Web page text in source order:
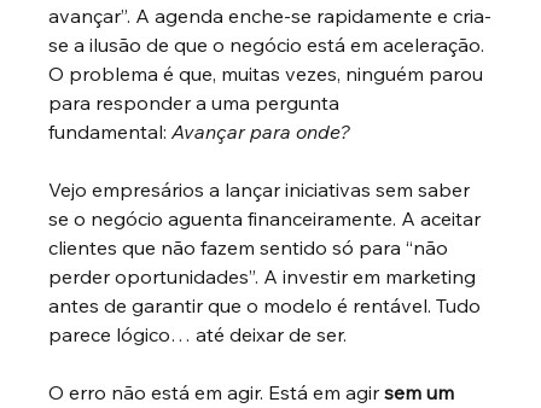
avançar”. A agenda enche-se rapidamente e cria-
se a ilusão de que o negócio está em aceleração.
O problema é que, muitas vezes, ninguém parou
para responder a uma pergunta
fundamental: Avançar para onde?
Vejo empresários a lançar iniciativas sem saber
se o negócio aguenta financeiramente. A aceitar
clientes que não fazem sentido só para “não
perder oportunidades”. A investir em marketing
antes de garantir que o modelo é rentável. Tudo
parece lógico… até deixar de ser.
O erro não está em agir. Está em agir sem um